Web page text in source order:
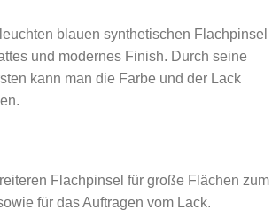
blauen synthetischen Flachpinsel
und modernes Finish. Durch seine
kann man die Farbe und der Lack
Flachpinsel für große Flächen zum
für das Auftragen vom Lack.